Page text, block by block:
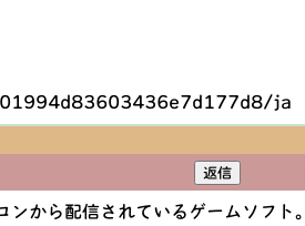
ja
ンから配信されているゲームソフト。